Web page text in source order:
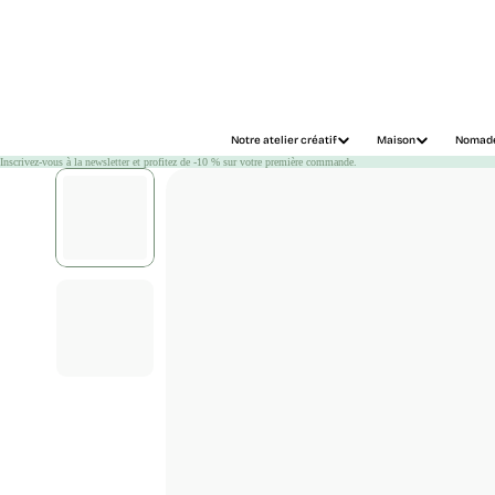
Notre atelier créatif Maison
Inscrivez-vous à la newsletter et profitez de -10 % sur votre première commande.